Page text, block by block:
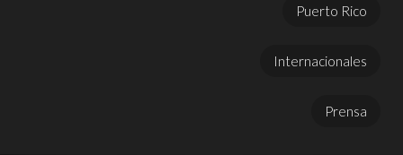
Puerto Rico
Internacionales
Prensa